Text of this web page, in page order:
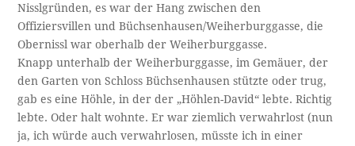
Nisslgründen, es war der Hang zwischen den
Offiziersvillen und Büchsenhausen/Weiherburggasse, die
Obernissl war oberhalb der Weiherburggasse.
Knapp unterhalb der Weiherburggasse, im Gemäuer, der
den Garten von Schloss Büchsenhausen stützte oder trug,
gab es eine Höhle, in der der „Höhlen-David“ lebte. Richtig
lebte. Oder halt wohnte. Er war ziemlich verwahrlost (nun
ja, ich würde auch verwahrlosen, müsste ich in einer